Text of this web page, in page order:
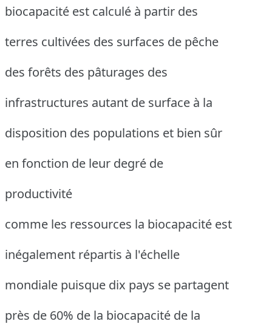
biocapacité est calculé à partir des
terres cultivées des surfaces de pêche
des forêts des pâturages des
infrastructures autant de surface à la
disposition des populations et bien sûr
en fonction de leur degré de
productivité
comme les ressources la biocapacité est
inégalement répartis à l'échelle
mondiale puisque dix pays se partagent
près de 60% de la biocapacité de la